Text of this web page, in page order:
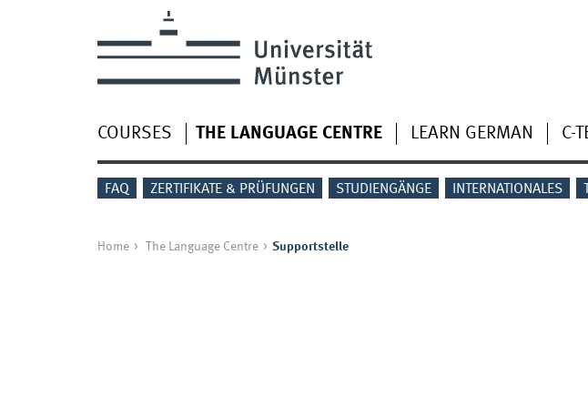
COURSES THE LANGUAGE CENTRE LEARN GERMAN C-
FAQ ZERTIFIKATE & PRÜFUNGEN STUDIENGÄNGE INTERNATIONALES
Home The Language Centre Supportstelle